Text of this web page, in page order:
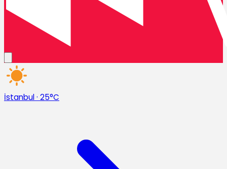
İstanbul· 25°C